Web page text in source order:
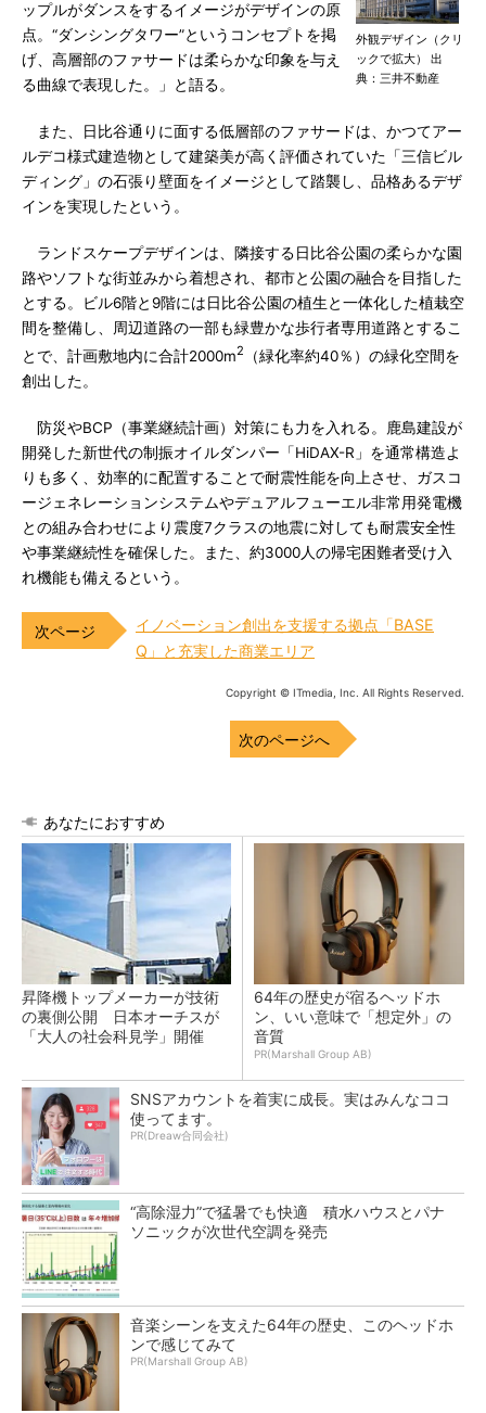
外観デザイン（クリ
ックで拡大） 出
典：三井不動産
ップルがダンスをするイメージがデザインの原
点。“ダンシングタワー”というコンセプトを掲
げ、高層部のファサードは柔らかな印象を与え
る曲線で表現した。」と語る。
また、日比谷通りに面する低層部のファサードは、かつてアー
ルデコ様式建造物として建築美が高く評価されていた「三信ビル
ディング」の石張り壁面をイメージとして踏襲し、品格あるデザ
インを実現したという。
ランドスケープデザインは、隣接する日比谷公園の柔らかな園
路やソフトな街並みから着想され、都市と公園の融合を目指した
とする。ビル6階と9階には日比谷公園の植生と一体化した植栽空
間を整備し、周辺道路の一部も緑豊かな歩行者専用道路とするこ
とで、計画敷地内に合計2000m2
（緑化率約40％）の緑化空間を
創出した。
防災やBCP（事業継続計画）対策にも力を入れる。鹿島建設が
開発した新世代の制振オイルダンパー「HiDAX-R」を通常構造よ
りも多く、効率的に配置することで耐震性能を向上させ、ガスコ
ージェネレーションシステムやデュアルフューエル非常用発電機
との組み合わせにより震度7クラスの地震に対しても耐震安全性
や事業継続性を確保した。また、約3000人の帰宅困難者受け入
れ機能も備えるという。
イノベーション創出を支援する拠点「BASE
Q」と充実した商業エリア
Copyright © ITmedia, Inc. All Rights Reserved.
次のページへ
あなたにおすすめ
昇降機トップメーカーが技術
の裏側公開 日本オーチスが
「大人の社会科見学」開催
64年の歴史が宿るヘッドホ
ン、いい意味で「想定外」の
音質
PR(Marshall Group AB)
SNSアカウントを着実に成長。実はみんなココ
使ってます。
PR(Dreaw合同会社)
“高除湿力”で猛暑でも快適 積水ハウスとパナ
ソニックが次世代空調を発売
音楽シーンを支えた64年の歴史、このヘッドホ
ンで感じてみて
PR(Marshall Group AB)